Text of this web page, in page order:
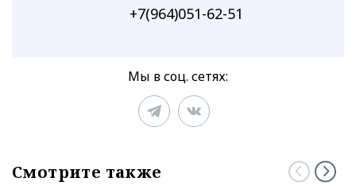
+7(964)051-62-51
Мы в соц. сетях:
Смотрите также